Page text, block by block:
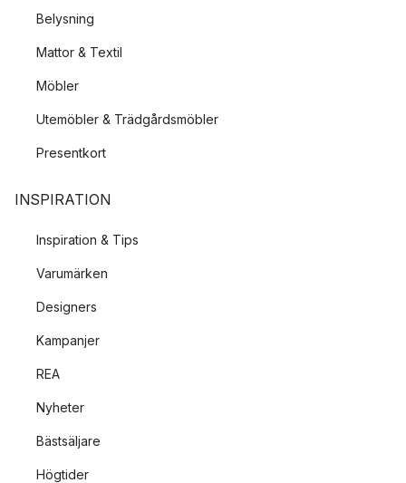
Belysning
Mattor & Textil
Möbler
Utemöbler & Trädgårdsmöbler
Presentkort
INSPIRATION
Inspiration & Tips
Varumärken
Designers
Kampanjer
REA
Nyheter
Bästsäljare
Högtider